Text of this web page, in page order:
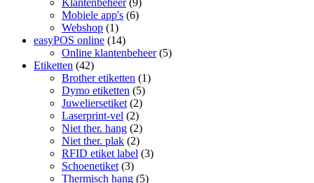
Klantenbeheer (9)
Mobiele app's (6)
Webshop (1)
easyPOS online (14)
Online klantenbeheer (5)
Etiketten (42)
Brother etiketten (1)
Dymo etiketten (5)
Juweliersetiket (2)
Laserprint-vel (2)
Niet ther. hang (2)
Niet ther. plak (2)
RFID etiket label (3)
Schoenetiket (3)
Thermisch hang (5)